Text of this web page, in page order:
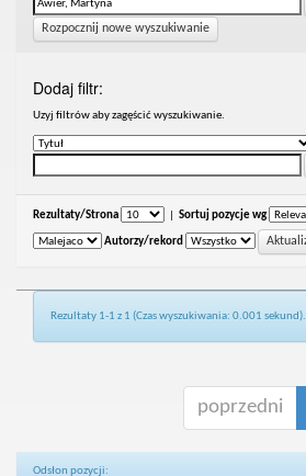
Rozpocznij nowe wyszukiwanie
Dodaj filtr:
Uzyj filtrów aby zagęścić wyszukiwanie.
Rezultaty/Strona Sortuj pozycje wg
Autorzy/rekord
Rezultaty 1-1 z 1 (Czas wyszukiwania: 0.001 sekund).
poprzedni
Odsłon pozycji: